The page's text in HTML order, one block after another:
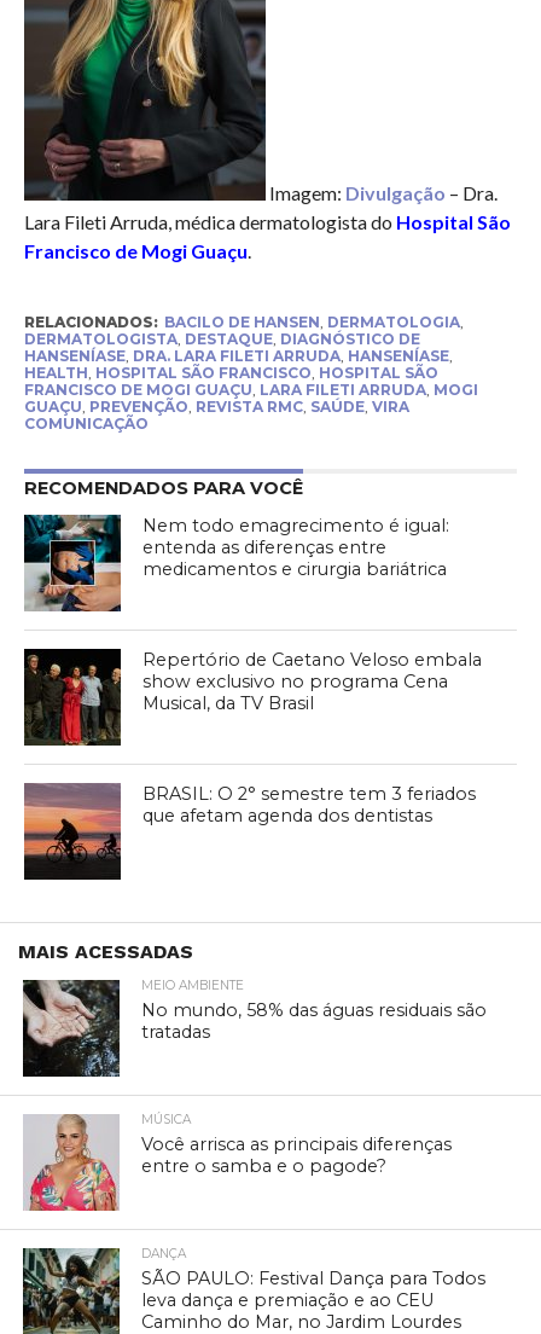
Imagem: Divulgação – Dra.
Lara Fileti Arruda, médica dermatologista do Hospital São
Francisco de Mogi Guaçu.
RELACIONADOS: BACILO DE HANSEN DERMATOLOGIA,
DERMATOLOGISTA, DESTAQUE, DIAGNÓSTICO DE
HANSENÍASE, DRA. LARA FILETI ARRUDA, HANSENÍASE,
HEALTH HOSPITAL SÃO FRANCISCO HOSPITAL SÃO
FRANCISCO DE MOGI GUAÇU LARA FILETI ARRUDA, MOGI
GUAÇU PREVENÇÃO REVISTA RMC, SAÚDE, VIRA
COMUNICAÇÃO
RECOMENDADOS PARA VOCÊ
Nem todo emagrecimento é igual:
entenda as diferenças entre
medicamentos e cirurgia bariátrica
Repertório de Caetano Veloso embala
show exclusivo no programa Cena
Musical, da TV Brasil
BRASIL: O 2° semestre tem 3 feriados
que afetam agenda dos dentistas
MAIS ACESSADAS
MEIO AMBIENTE
No mundo, 58% das águas residuais são
tratadas
MÚSICA
Você arrisca as principais diferenças
entre o samba e o pagode?
DANÇA
SÃO PAULO: Festival Dança para Todos
leva dança e premiação e ao CEU
Caminho do Mar, no Jardim Lourdes